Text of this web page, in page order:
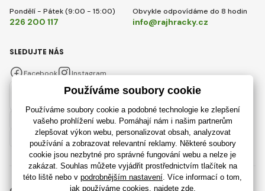
Pondělí - Pátek (9:00 - 15:00)
226 200 117
Obvykle odpovídáme do 8 hodin
info@rajhracky.cz
SLEDUJTE NÁS
Facebook Instagram